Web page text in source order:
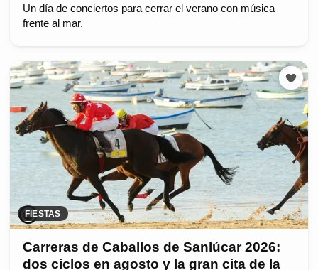
Un día de conciertos para cerrar el verano con música
frente al mar.
FIESTAS
Carreras de Caballos de Sanlúcar 2026:
dos ciclos en agosto y la gran cita de la